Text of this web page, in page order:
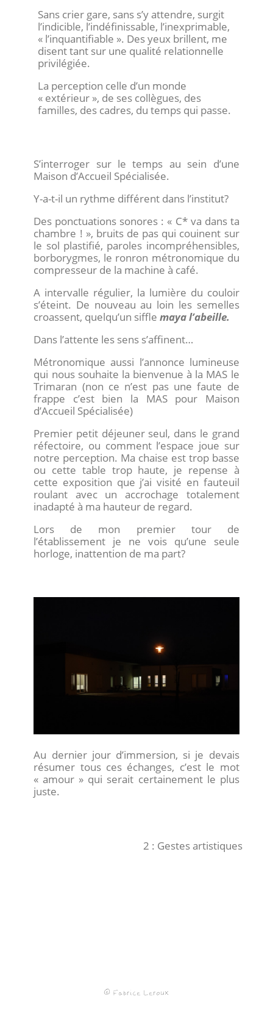
Sans crier gare, sans s’y attendre, surgit
l’indicible, l’indéfinissable, l’inexprimable,
« l’inquantifiable ». Des yeux brillent, me
disent tant sur une qualité relationnelle
privilégiée.
La perception celle d’un monde
« extérieur », de ses collègues, des
familles, des cadres, du temps qui passe.
S’interroger sur le temps au sein d’une
Maison d’Accueil Spécialisée.
Y-a-t-il un rythme différent dans l’institut?
Des ponctuations sonores : « C* va dans ta
chambre ! », bruits de pas qui couinent sur
le sol plastifié, paroles incompréhensibles,
borborygmes, le ronron métronomique du
compresseur de la machine à café.
A intervalle régulier, la lumière du couloir
s’éteint. De nouveau au loin les semelles
croassent, quelqu’un sifflemaya l’abeille.
Dans l’attente les sens s’affinent…
Métronomique aussi l’annonce lumineuse
qui nous souhaite la bienvenue à la MAS le
Trimaran (non ce n’est pas une faute de
frappe c’est bien la MAS pour Maison
d’Accueil Spécialisée)
Premier petit déjeuner seul, dans le grand
réfectoire, ou comment l’espace joue sur
notre perception. Ma chaise est trop basse
ou cette table trop haute, je repense à
cette exposition que j’ai visité en fauteuil
roulant avec un accrochage totalement
inadapté à ma hauteur de regard.
Lors de mon premier tour de
l’établissement je ne vois qu’une seule
horloge, inattention de ma part?
Au dernier jour d’immersion, si je devais
résumer tous ces échanges, c’est le mot
« amour » qui serait certainement le plus
juste.
2 : Gestes artistiques
© Fabrice Leroux